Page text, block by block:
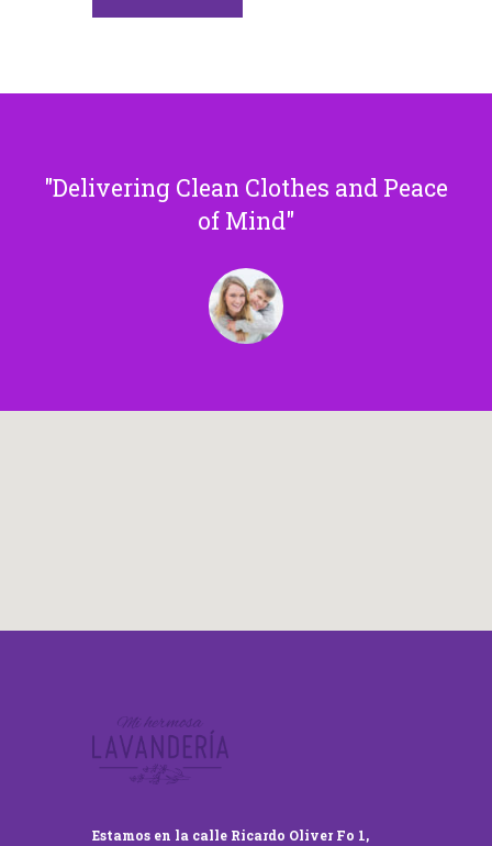
Delivering Clean Clothes and Peace
of Mind
Estamos en la calle Ricardo Oliver Fo 1,